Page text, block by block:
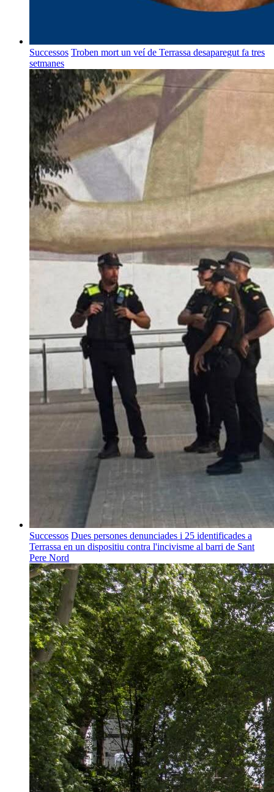
Successos Troben mort un veí de Terrassa desaparegut fa tres
setmanes
Successos Dues persones denunciades i 25 identificades a
Terrassa en un dispositiu contra l'incivisme al barri de Sant
Pere Nord